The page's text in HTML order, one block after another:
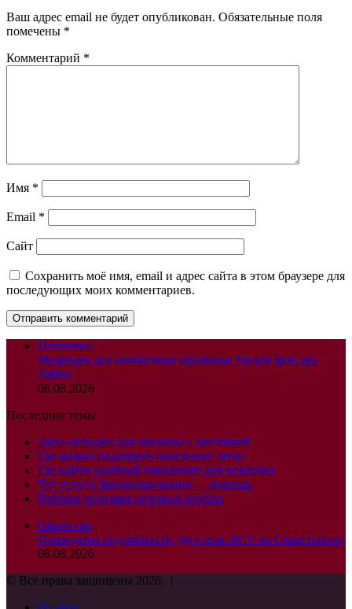
Ваш адрес email не будет опубликован. Обязательные поля
помечены *
Комментарий *
Имя *
Email *
Сайт
Сохранить моё имя, email и адрес сайта в этом браузере для
последующих моих комментариев.
Политика
Медведев дал необычные прозвища Урсуле фон дер
Ляйен
08.08.2026
Последние темы
Здесь колодки для машины с доставкой
Где можно подобрать пансионат легко
Где найти удобный пансионат для пожилых
Тут услуги финансирования — помощь
Рейтинг ведущих игровых клубов
Общество
Приведены подробности двух атак ВСУ на Севастополь
08.08.2026
© Все права защищены 2026, |